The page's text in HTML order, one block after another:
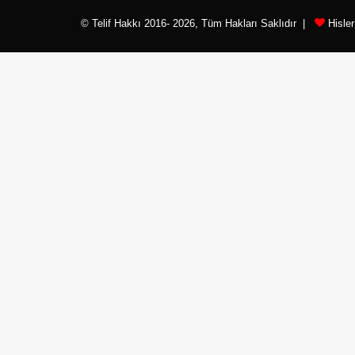
© Telif Hakkı 2016- 2026, Tüm Hakları Saklıdır |